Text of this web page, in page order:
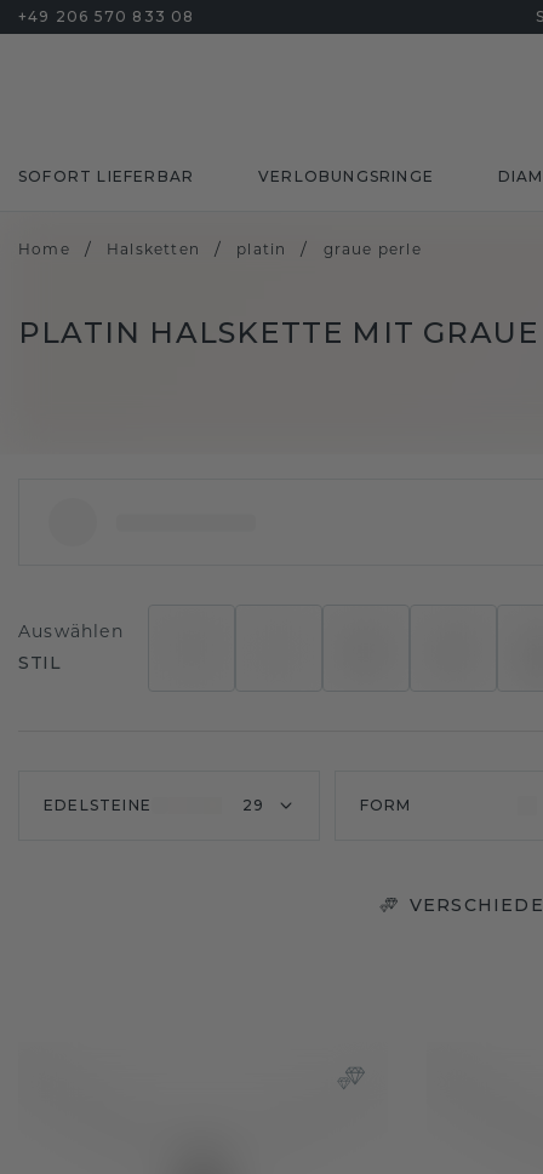
+49 206 570 833 08
SOFORT LIEFERBAR VERLOBUNGSRINGE
Home / Halsketten / platin / graue perle
PLATIN HALSKETTE MIT GRAUE
Auswählen
STIL
EDELSTEINE 29 FORM